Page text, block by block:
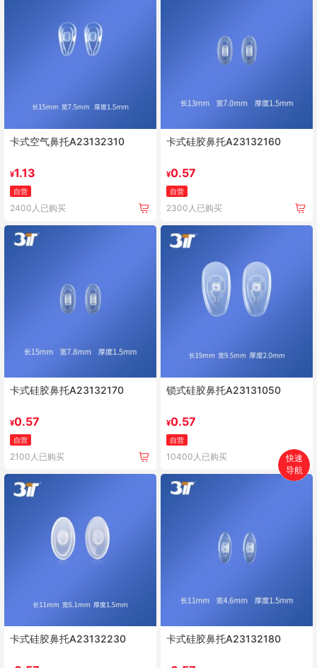
卡式空气鼻托A23132310
¥1.13
自营
2400人已购买
卡式硅胶鼻托A23132160
¥0.57
自营
2300人已购买
卡式硅胶鼻托A23132170
¥0.57
自营
2100人已购买
锁式硅胶鼻托A23131050
¥0.57
自营
10400人已购买
卡式硅胶鼻托A23132230 卡式硅胶鼻托A23132180
首页
个人中心
快速
导航